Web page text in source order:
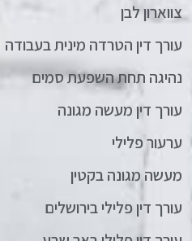
צווארון לבן
עורך דין הטרדה מינית בעבודה
נהיגה תחת השפעת סמים
עורך דין מעשה מגונה
ערעור פלילי
מעשה מגונה בקטין
עורך דין פלילי בירושלים